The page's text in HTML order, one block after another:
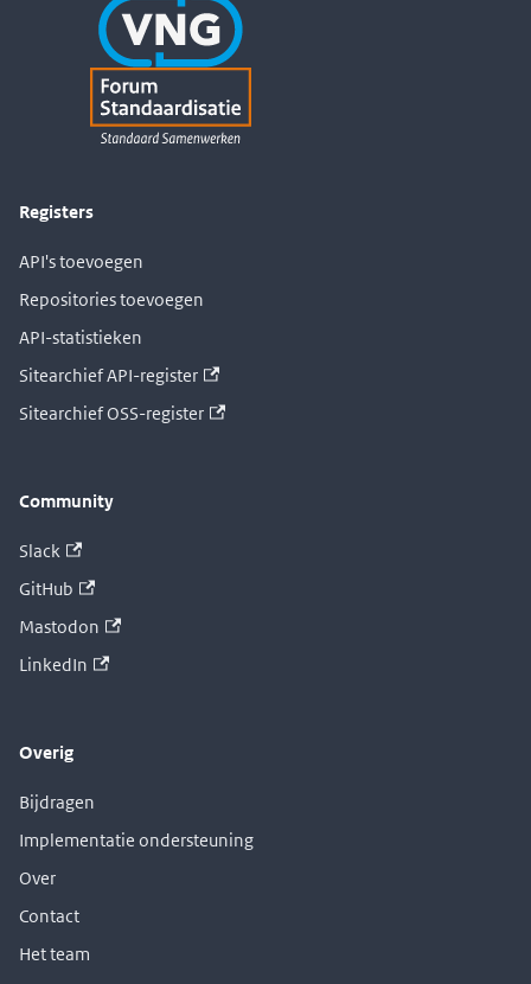
Registers
API's toevoegen
Repositories toevoegen
API-statistieken
Sitearchief API-register
Sitearchief OSS-register
Community
Slack
GitHub
Mastodon
LinkedIn
Overig
Bijdragen
Implementatie ondersteuning
Over
Contact
Het team